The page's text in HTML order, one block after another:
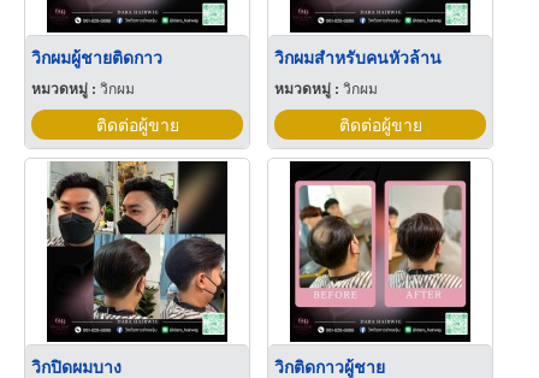
วิกผมผู้ชายติดกาว
หมวดหมู่ : วิกผม
ติดต่อผู้ขาย
วิกผมสำหรับคนหัวล้าน
หมวดหมู่ :วิกผม
ติดต่อผู้ขาย
วิกปิดผมบาง วิกติดกาวผู้ชาย